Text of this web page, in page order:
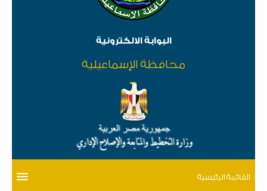
البوابة الالكترونية
محافظة الإسماعيلية
القائمة الرئيسية